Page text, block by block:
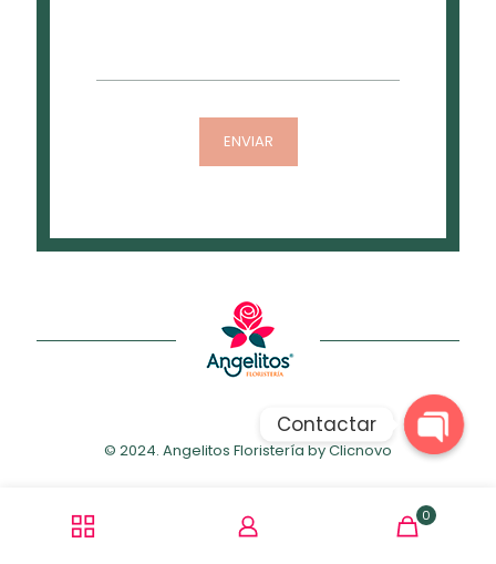
© 2024. Angelitos Floristería byClicnovo
0
Contactar
Open